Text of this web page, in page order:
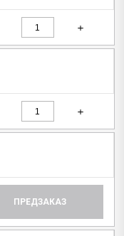
+
+
ПРЕДЗАКАЗ